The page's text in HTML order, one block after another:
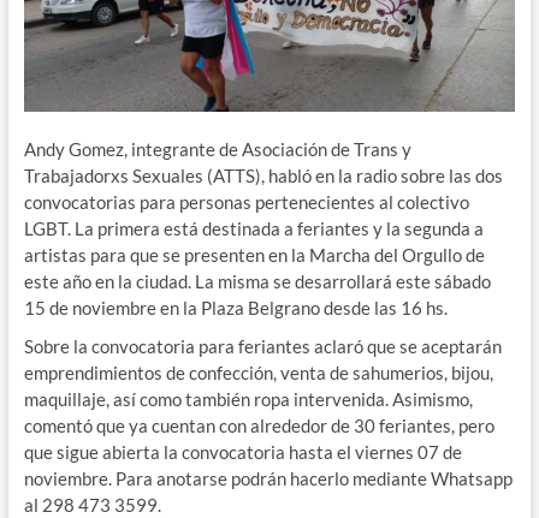
Andy Gomez, integrante de Asociación de Trans y
Trabajadorxs Sexuales (ATTS), habló en la radio sobre las dos
convocatorias para personas pertenecientes al colectivo
LGBT. La primera está destinada a feriantes y la segunda a
artistas para que se presenten en la Marcha del Orgullo de
este año en la ciudad. La misma se desarrollará este sábado
15 de noviembre en la Plaza Belgrano desde las 16 hs.
Sobre la convocatoria para feriantes aclaró que se aceptarán
emprendimientos de confección, venta de sahumerios, bijou,
maquillaje, así como también ropa intervenida. Asimismo,
comentó que ya cuentan con alrededor de 30 feriantes, pero
que sigue abierta la convocatoria hasta el viernes 07 de
noviembre. Para anotarse podrán hacerlo mediante Whatsapp
al 298 473 3599.